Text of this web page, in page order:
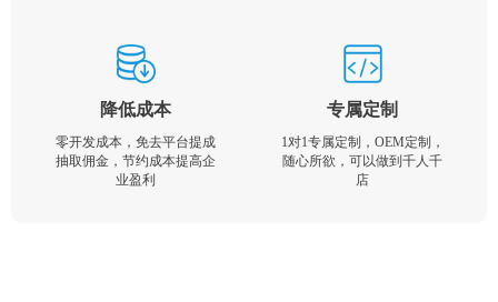
降低成本
零开发成本，免去平台提成
抽取佣金，节约成本提高企
业盈利
专属定制
1对1专属定制，OEM定制，
随心所欲，可以做到千人千
店